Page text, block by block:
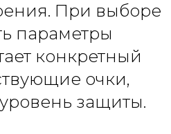
При выборе
параметры
конкретный
очки,
защиты.